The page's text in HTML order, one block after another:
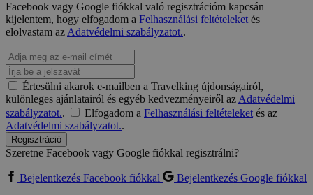
Facebook vagy Google fiókkal való regisztrációm kapcsán
kijelentem, hogy elfogadom a Felhasználási feltételeketés
elolvastam azAdatvédelmi szabályzatot..
Értesülni akarok e-mailben a Travelking újdonságairól,
különleges ajánlatairól és egyéb kedvezményeiről azAdatvédelmi
szabályzatot.. Elfogadom a Felhasználási feltételeketés az
Adatvédelmi szabályzatot..
Regisztráció
Szeretne Facebook vagy Google fiókkal regisztrálni?
Bejelentkezés Facebook fiókkal
Bejelentkezés Google fiókkal